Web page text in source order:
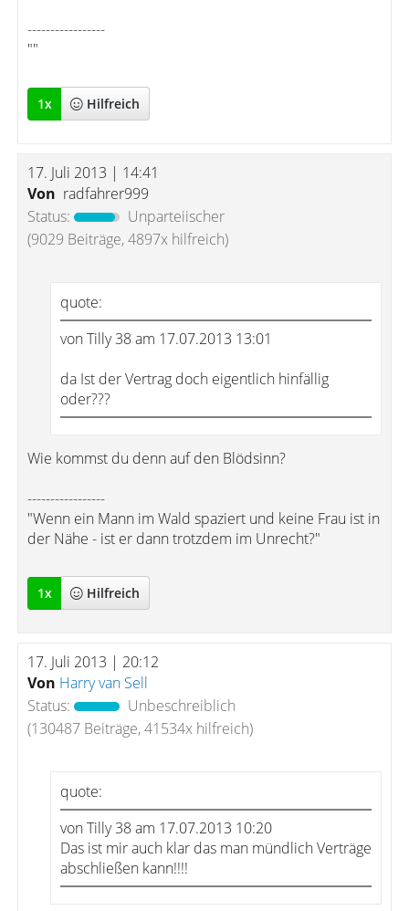
-----------------
""
1x Hilfreich
17. Juli 2013 | 14:41
Von radfahrer999
Status:
Unparteiischer
(9029 Beiträge, 4897x hilfreich)
quote:
von Tilly 38 am 17.07.2013 13:01
da Ist der Vertrag doch eigentlich hinfällig
oder???
Wie kommst du denn auf den Blödsinn?
-----------------
"Wenn ein Mann im Wald spaziert und keine Frau ist in
der Nähe - ist er dann trotzdem im Unrecht?"
1x Hilfreich
17. Juli 2013 | 20:12
Von Harry van Sell
Status:
Unbeschreiblich
(130487 Beiträge, 41534x hilfreich)
quote:
von Tilly 38 am 17.07.2013 10:20
Das ist mir auch klar das man mündlich Verträge
abschließen kann!!!!